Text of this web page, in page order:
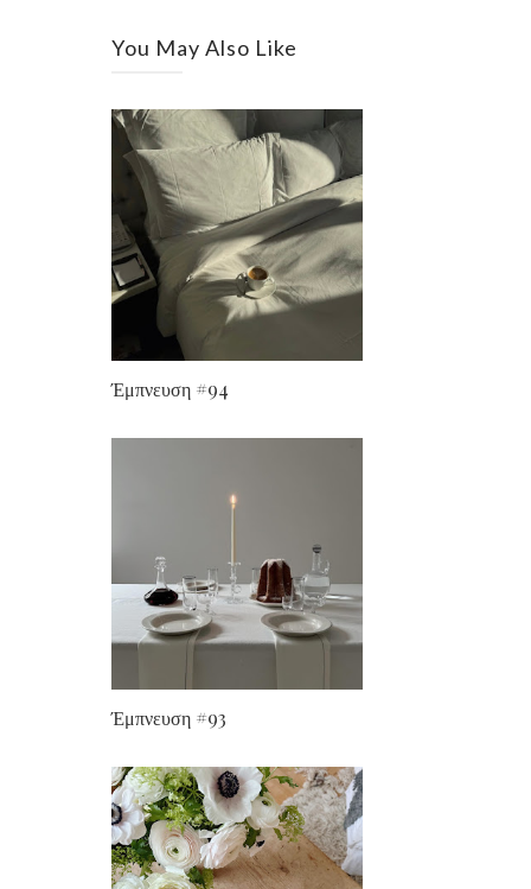
You May Also Like
Έμπνευση #94
Έμπνευση #93